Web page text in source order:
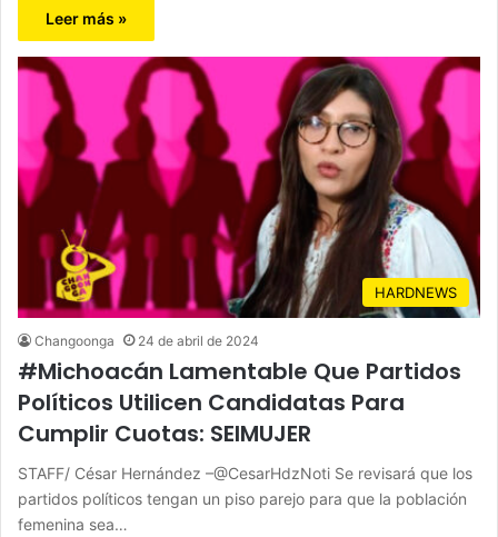
Leer más »
HARDNEWS
Changoonga 24 de abril de 2024
#Michoacán Lamentable Que Partidos
Políticos Utilicen Candidatas Para
Cumplir Cuotas: SEIMUJER
STAFF/ César Hernández –@CesarHdzNoti Se revisará que los
partidos políticos tengan un piso parejo para que la población
femenina sea…